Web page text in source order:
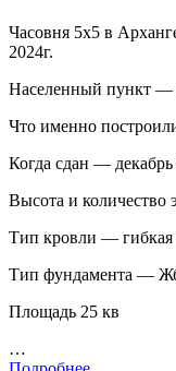
Часовня 5х5 в
2024г.
Населенный пункт —
Что именно
Когда сдан — декабрь
Высота и количество
Тип кровли — гибкая
Тип фундамента —
Площадь 25 кв
…